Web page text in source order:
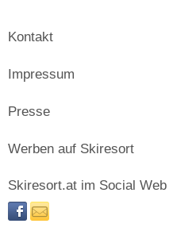
Kontakt
Impressum
Presse
Werben auf Skiresort
Skiresort.at im Social Web
facebooknewsletter